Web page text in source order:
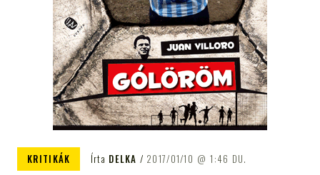
KRITIKÁK Írta DELKA 2017/01/10 1:46 DU.